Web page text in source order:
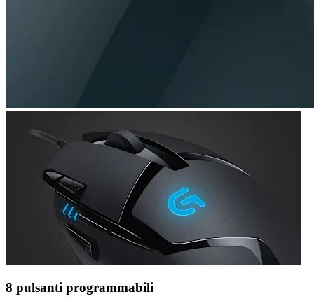
8 pulsanti programmabili